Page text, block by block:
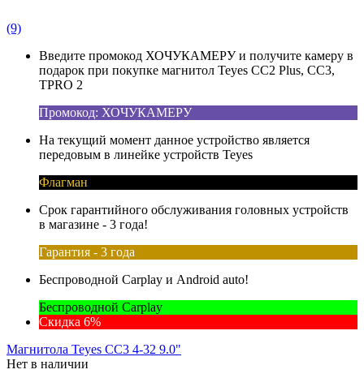
(9)
Введите промокод ХОЧУКАМЕРУ и получите камеру в
подарок при покупке магнитол Teyes CC2 Plus, CC3,
TPRO 2
Промокод: ХОЧУКАМЕРУ
На текущий момент данное устройство является
передовым в линейке устройств Teyes
Флагман
Срок гарантийного обслуживания головных устройств
в магазине - 3 года!
Гарантия - 3 года
Беспроводной Carplay и Android auto!
Беспроводной Carplay
Скидка 6%
Магнитола Teyes CC3 4-32 9.0"
Нет в наличии